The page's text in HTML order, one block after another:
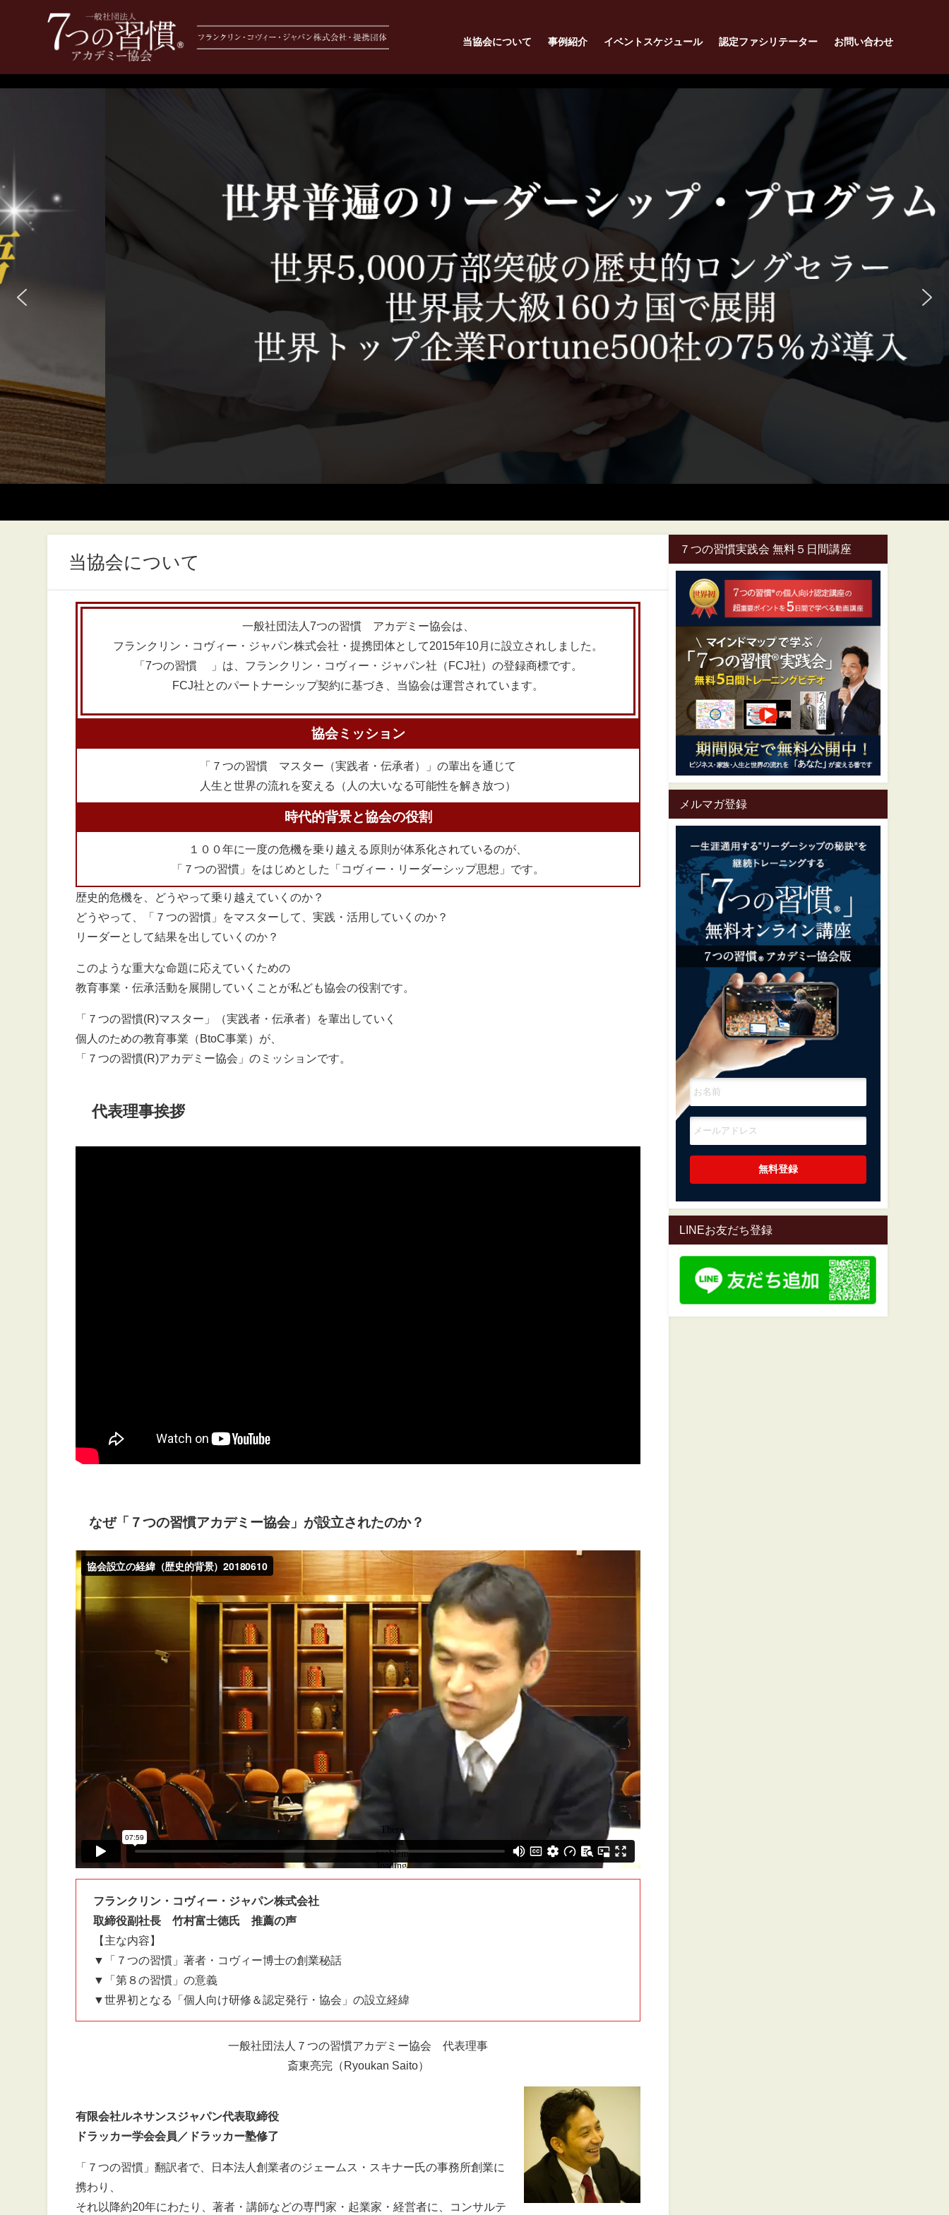
当協会について 事例紹介 イベントスケジュール 認定ファシリテーター お問い合わせ
当協会について
一般社団法人7つの習慣®︎アカデミー協会は、
フランクリン・コヴィー・ジャパン株式会社・提携団体として2015年10月に設立されしました。
「 7つの習慣® 」は、フランクリン・コヴィー・ジャパン社（FCJ社）の登録商標です。
FCJ社とのパートナーシップ契約に基づき、当協会は運営されています。
協会ミッション
「７つの習慣®︎マスター（実践者・伝承者）」の輩出を通じて
人生と世界の流れを変える（人の大いなる可能性を解き放つ）
時代的背景と協会の役割
１００年に一度の危機を乗り越える原則が体系化されているのが、
「７つの習慣」をはじめとした「コヴィー・リーダーシップ思想」です。
歴史的危機を、どうやって乗り越えていくのか？
どうやって、「７つの習慣」をマスターして、実践・活用していくのか？
リーダーとして結果を出していくのか？
このような重大な命題に応えていくための
教育事業・伝承活動を展開していくことが私ども協会の役割です。
「７つの習慣(R)マスター」（実践者・伝承者）を輩出していく
個人のための教育事業（BtoC事業）が、
「７つの習慣(R)アカデミー協会」のミッションです。
代表理事挨拶
なぜ「７つの習慣アカデミー協会」が設立されたのか？
フランクリン・コヴィー・ジャパン株式会社
取締役副社長 竹村富士徳氏 推薦の声
【主な内容】
▼「７つの習慣」著者・コヴィー博士の創業秘話
▼「第８の習慣」の意義
▼世界初となる「個人向け研修＆認定発行・協会」の設立経緯
一般社団法人７つの習慣アカデミー協会 代表理事
斎東亮完（Ryoukan Saito）
有限会社ルネサンスジャパン代表取締役
ドラッカー学会会員／ドラッカー塾修了
「７つの習慣」翻訳者で、日本法人創業者のジェームス・スキナー氏の事務所創業に
携わり、
それ以降約20年にわたり、著者・講師などの専門家・起業家・経営者に、コンサルテ
７つの習慣実践会 無料５日間講座
メルマガ登録
LINEお友だち登録